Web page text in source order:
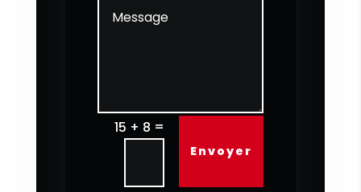
15 + 8 =
Envoyer